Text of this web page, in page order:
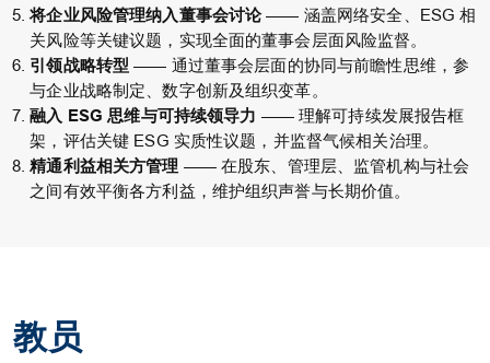
将企业风险管理纳入董事会讨论—— 涵盖网络安全、ESG 相
关风险等关键议题，实现全面的董事会层面风险监督。
引领战略转型 —— 通过董事会层面的协同与前瞻性思维，参
与企业战略制定、数字创新及组织变革。
融入 ESG 思维与可持续领导力 —— 理解可持续发展报告框
架，评估关键 ESG 实质性议题，并监督气候相关治理。
精通利益相关方管理 —— 在股东、管理层、监管机构与社会
之间有效平衡各方利益，维护组织声誉与长期价值。
教员